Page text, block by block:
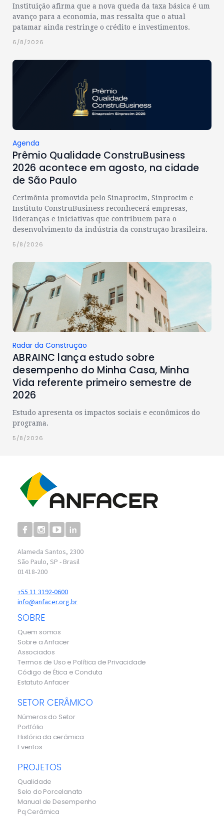
Instituição afirma que a nova queda da taxa básica é um
avanço para a economia, mas ressalta que o atual
patamar ainda restringe o crédito e investimentos.
6/8/2026
Agenda
Prêmio Qualidade ConstruBusiness
2026 acontece em agosto, na cidade
de São Paulo
Cerimônia promovida pelo Sinaprocim, Sinprocim e
Instituto ConstruBusiness reconhecerá empresas,
lideranças e iniciativas que contribuem para o
desenvolvimento da indústria da construção brasileira.
5/8/2026
Radar da Construção
ABRAINC lança estudo sobre
desempenho do Minha Casa, Minha
Vida referente primeiro semestre de
2026
Estudo apresenta os impactos sociais e econômicos do
programa.
5/8/2026
Alameda Santos, 2300
São Paulo, SP - Brasil
01418-200
+55 11 3192-0600
info@anfacer.org.br
SOBRE
Quem somos
Sobre a Anfacer
Associados
Termos de Uso e Política de Privacidade
Código de Ética e Conduta
Estatuto Anfacer
SETOR CERÂMICO
Números do Setor
Portfólio
História da cerâmica
Eventos
PROJETOS
Qualidade
Selo do Porcelanato
Manual de Desempenho
Pq Cerâmica